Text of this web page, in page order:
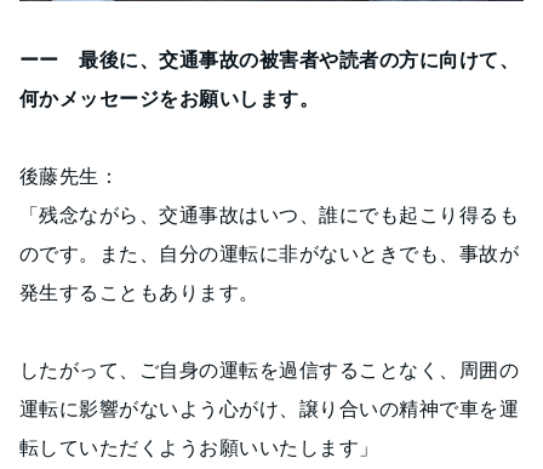
ーー 最後に、交通事故の被害者や読者の方に向けて、
何かメッセージをお願いします。
後藤先生：
「残念ながら、交通事故はいつ、誰にでも起こり得るも
のです。また、自分の運転に非がないときでも、事故が
発生することもあります。
したがって、ご自身の運転を過信することなく、周囲の
運転に影響がないよう心がけ、譲り合いの精神で車を運
転していただくようお願いいたします」